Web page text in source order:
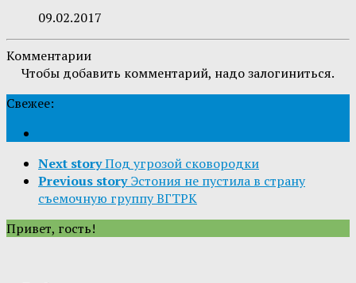
09.02.2017
Комментарии
Чтобы добавить комментарий, надо залогиниться.
Свежее:
Next storyПод угрозой сковородки
Previous story Эстония не пустила в страну
съемочную группу ВГТРК
Привет, гость!